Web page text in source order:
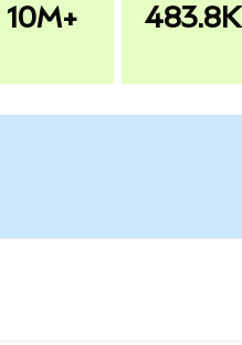
10M+ 483.8K